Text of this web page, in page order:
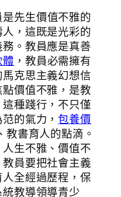
是先生價值不雅的
，這既是光彩的
。教員應是真善
，教員必需擁有
克思主義幻想信
價值不雅，是教
種踐行，不只僅
的氣力，包養價
書育人的點滴。
生不雅、價值不
員要把社會主義
全經過歷程，保
教導領導青少